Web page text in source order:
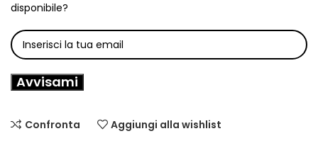
disponibile?
Avvisami
Confronta Aggiungi alla wishlist